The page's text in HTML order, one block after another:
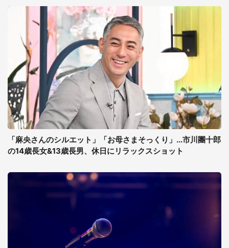
「麻央さんのシルエット」「お母さまそっくり」...市川團十郎
の14歳長女&13歳長男、休日にリラックスショット